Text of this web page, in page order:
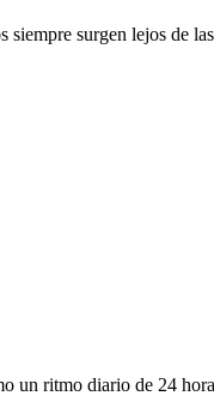
surgen lejos de
un ritmo diario de 24